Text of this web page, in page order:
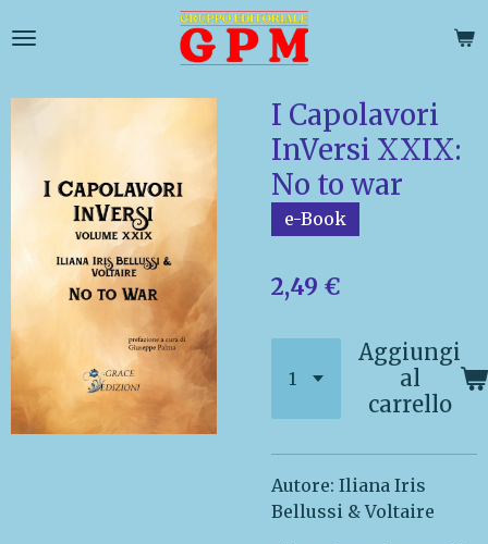
al
principale
I Capolavori
InVersi XXIX:
No to war
e-Book
2,49 €
Aggiungi
al
carrello
Autore: Iliana Iris
Bellussi & Voltaire